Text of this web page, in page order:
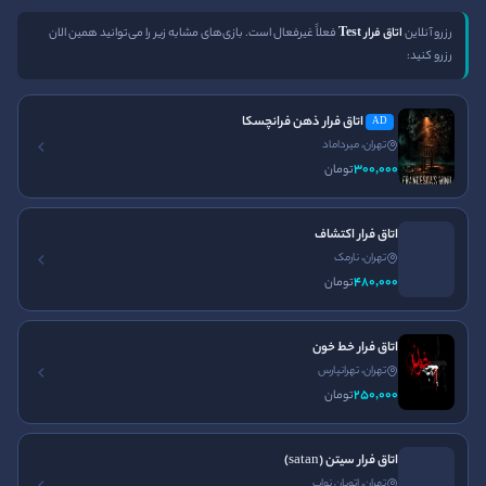
رزرو آنلایناتاق فرار Test
فعلاً غیرفعال است. بازی‌های مشابه زیر را می‌توانید همین الان
رزرو کنید:
AD اتاق فرار ذهن فرانچسکا
تهران، میرداماد
300٬000تومان
اتاق فرار اکتشاف
تهران، نارمک
480٬000تومان
اتاق فرار خط خون
تهران، تهرانپارس
250٬000تومان
اتاق فرار سیتن (satan)
دسترسی سریع
صفحه اصلی
ورود
تماس با ما
قوانین و مقررات
مجله ایران اسکیپ
خدمت شما هستیم
نصب اپلیکیشن ایران اسکیپ
اتاق فرار ترسناک اتاق فرار اصفهان اتاق فرار تهران اتاق فرار غیر ترسناک اتاق فرار کرج
اتاق فرار مشهد